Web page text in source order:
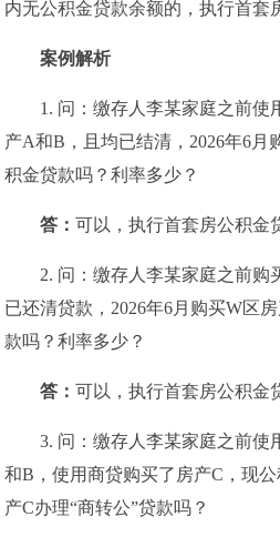
内无公积金贷款余额的，执行首套
案例解析
1. 问：缴存人李某家庭之前使
产A和B，且均已结清，2026年6月
积金贷款吗？利率多少？
答：可以，执行首套房公积金
2. 问：缴存人李某家庭之前购
已还清贷款，2026年6月购买W区
款吗？利率多少？
答：可以，执行首套房公积金
3. 问：缴存人李某家庭之前使
和B，使用商贷购买了房产C，现
产C办理“商转公”贷款吗？